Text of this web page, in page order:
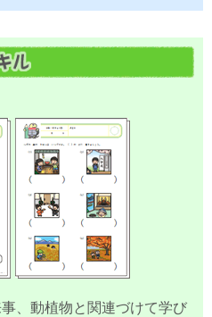
、動植物と関連づけて学び